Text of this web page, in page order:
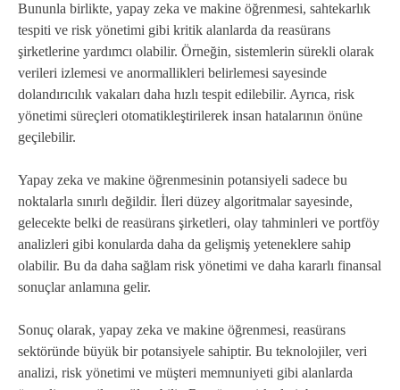
Bununla birlikte, yapay zeka ve makine öğrenmesi, sahtekarlık
tespiti ve risk yönetimi gibi kritik alanlarda da reasürans
şirketlerine yardımcı olabilir. Örneğin, sistemlerin sürekli olarak
verileri izlemesi ve anormallikleri belirlemesi sayesinde
dolandırıcılık vakaları daha hızlı tespit edilebilir. Ayrıca, risk
yönetimi süreçleri otomatikleştirilerek insan hatalarının önüne
geçilebilir.
Yapay zeka ve makine öğrenmesinin potansiyeli sadece bu
noktalarla sınırlı değildir. İleri düzey algoritmalar sayesinde,
gelecekte belki de reasürans şirketleri, olay tahminleri ve portföy
analizleri gibi konularda daha da gelişmiş yeteneklere sahip
olabilir. Bu da daha sağlam risk yönetimi ve daha kararlı finansal
sonuçlar anlamına gelir.
Sonuç olarak, yapay zeka ve makine öğrenmesi, reasürans
sektöründe büyük bir potansiyele sahiptir. Bu teknolojiler, veri
analizi, risk yönetimi ve müşteri memnuniyeti gibi alanlarda